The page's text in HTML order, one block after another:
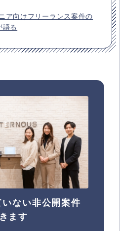
ア向けフリーランス案件の
る
ない非公開案件
ます